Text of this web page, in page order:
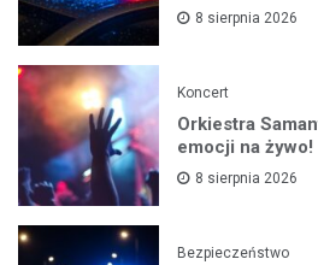
8 sierpnia 2026
Koncert
Orkiestra
emocji na żywo!
8 sierpnia 2026
Bezpieczeństwo